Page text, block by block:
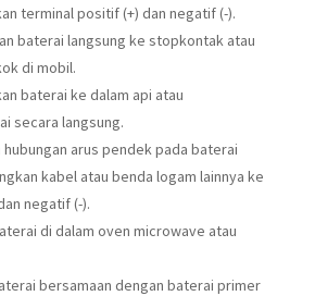
terminal positif (+) dan negatif (-).
baterai langsung ke stopkontak atau
di mobil.
baterai ke dalam api atau
secara langsung.
hubungan arus pendek pada baterai
kabel atau benda logam lainnya ke
negatif (-).
di dalam oven microwave atau
bersamaan dengan baterai primer